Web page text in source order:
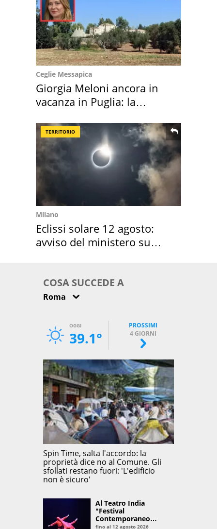
Ceglie Messapica
Giorgia Meloni ancora in
vacanza in Puglia: la
TERRITORIO
Milano
Eclissi solare 12 agosto:
avviso del ministero su